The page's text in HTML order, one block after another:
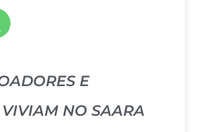
E
VIVIAM NO SAARA